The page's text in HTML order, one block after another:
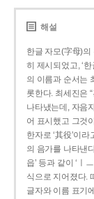
해설
한글 자모(字母)의
히 제시되었고, ‘
의 이름과 순서는
롯한다. 최세진은
나타냈는데, 자음
어 표시했고 그것
한자로 ‘其役’이라
의 음가를 나타낸
읍’ 등과 같이 ‘ㅣ
식으로 지어졌다.
글자와 이름 표기